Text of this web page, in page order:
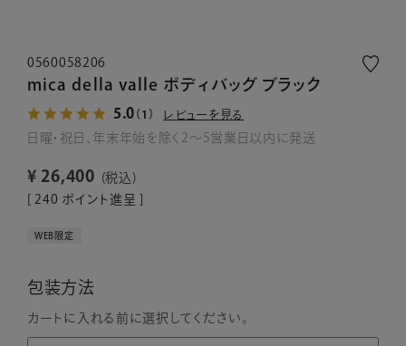
0560058206
mica della valle ボディバッグ ブラック
5.0 （1） レビューを見る
日曜・祝日、年末年始を除く2～5営業日以内に発送
¥ 26,400
税込
240 ポイント進呈 ]
WEB限定
包装方法
カートに入れる前に選択してください。